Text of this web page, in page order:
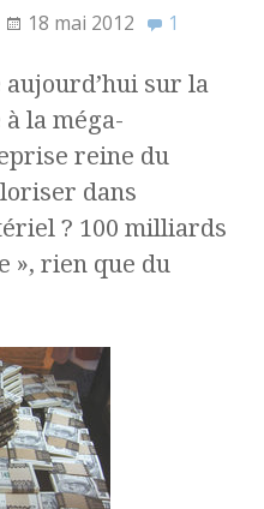
18 mai 2012 1
sur la
la méga-
reine du
dans
? 100 milliards
», rien que du